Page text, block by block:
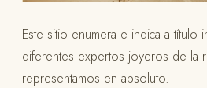
Este sitio enumera e indica a título
diferentes expertos joyeros de la
representamos en absoluto.